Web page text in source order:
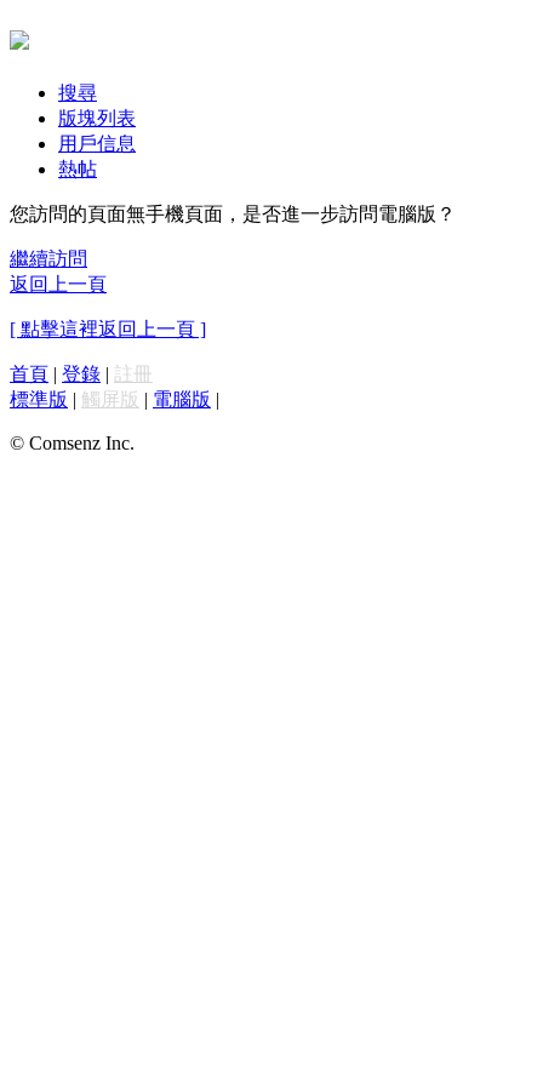
搜尋
版塊列表
用戶信息
熱帖
您訪問的頁面無手機頁面，是否進一步訪問電腦版？
繼續訪問
返回上一頁
[ 點擊這裡返回上一頁 ]
首頁 | 登錄 | 註冊
標準版 | 觸屏版 | 電腦版 |
© Comsenz Inc.